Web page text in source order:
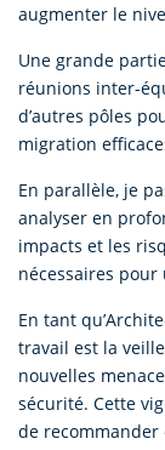
augmenter le
Une grande
réunions inter-
d’autres pôles
migration
En parallèle, je
analyser en
impacts et les
nécessaires
En tant
travail est la
nouvelles
sécurité. Cette
de recommander